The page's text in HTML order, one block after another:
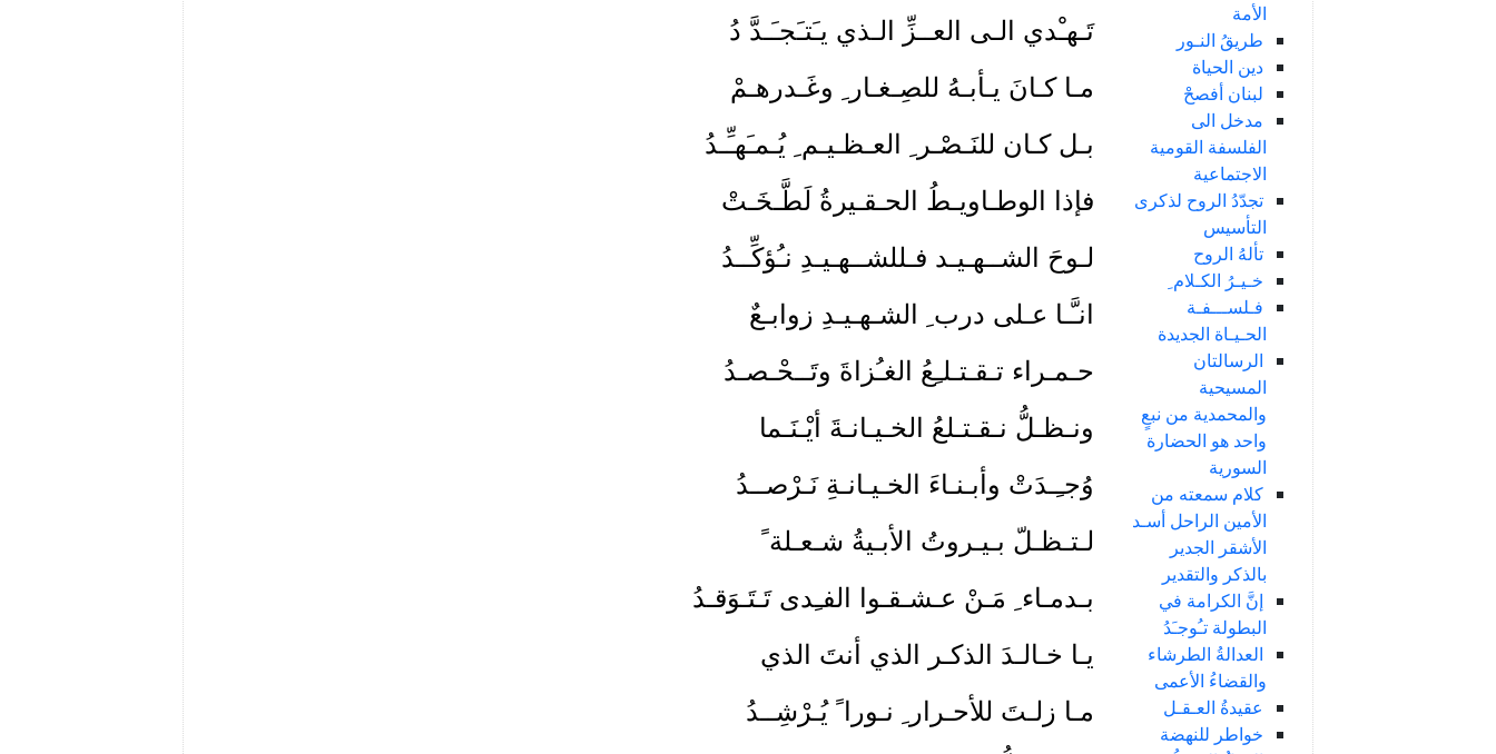
الأمة
طريقُ النـور
دين الحياة
لبنان أفصحْ
مدخل الى
الفلسفة القومية
الاجتماعية
تجدّدُ الروح لذكرى
التأسيس
تألهُ الروح
خـيـرُ الكـلام ِ
فـلســـفـة
الحـيـاة الجديدة
الرسالتان
المسيحية
والمحمدية من نبعٍ
واحد هو الحضارة
السورية
كلام سمعته من
الأمين الراحل أسـد
الأشقر الجدير
بالذكر والتقدير
إنَّ الكرامة في
البطولة تـُوجـَدُ
العدالةُ الطرشاء
والقضاءُ الأعمى
عقيدةُ العـقـل
خواطر للنهضة
تَـهـْدي الـى العــزِّ الـذي يـَتـَجـَـدَّ دُ
مـا كـانَ يـأبـهُ للصِـغـار ِ وغَـدرهـمْ
بـل كـان للنَـصْـر ِ العـظـيـم ِ يُـمـَهـِّـدُ
فإذا الوطـاويـطُ الحـقـيرةُ لَطَّـخَـتْ
لـوحَ الشــهـيـد فـللشــهـيـدِ نـُؤكِّــدُ
انـَّـا عـلى درب ِ الشـهـيـدِ زوابـعٌ
حـمـراء تـقـتـلـِعُ الغـُزاةَ وتَــحْـصـدُ
ونـظـلُّ نـقـتـلعُ الخـيـانـةَ أيْـنَـما
وُجـِـدَتْ وأبـنـاءَ الخـيـانـةِ نَـرْصــدُ
لـتـظـلّ بـيـروتُ الأبـيةُ شـعـلة ً
بـدمـاء ِ مَـنْ عـشـقـوا الفـِدى تَـتَـوَقـدُ
يـا خـالـدَ الذكـر الذي أنتَ الذي
مـا زلـتَ للأحـرار ِ نـورا ً يُـرْشِــدُ